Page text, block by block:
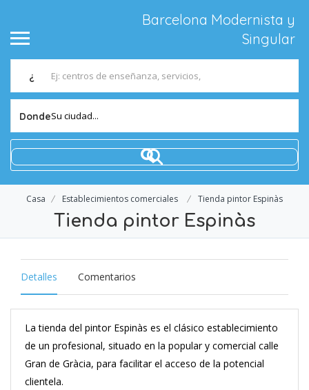
Barcelona Modernista y
Singular
¿
DondeSu ciudad...
Casa Establecimientos comerciales Tienda pintor Espinàs
Tienda pintor Espinàs
Detalles Comentarios
La tienda del pintor Espinàs es el clásico establecimiento
de un profesional, situado en la popular y comercial calle
Gran de Gràcia, para facilitar el acceso de la potencial
clientela.